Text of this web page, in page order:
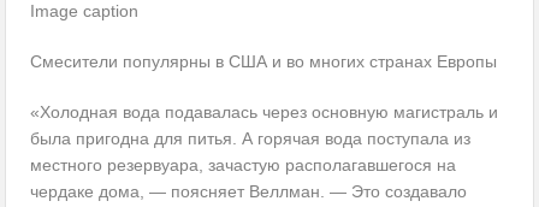
Image caption
Смесители популярны в США и во многих странах Европы
«Холодная вода подавалась через основную магистраль и
была пригодна для питья. А горячая вода поступала из
местного резервуара, зачастую располагавшегося на
чердаке дома, — поясняет Веллман. — Это создавало